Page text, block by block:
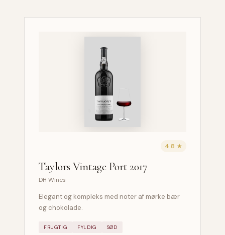
4.8 ★
Taylors Vintage Port 2017
DH Wines
Elegant og kompleks med noter af mørke bær
og chokolade.
FRUGTIG FYLDIG SØD